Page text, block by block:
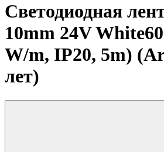
Светодиодная
10mm 24V
W/m, IP20, 5m)
лет)